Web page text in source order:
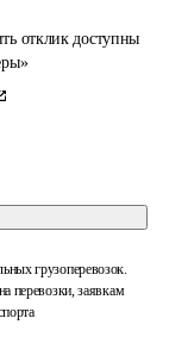
отклик доступны
грузоперевозок.
перевозки, заявкам